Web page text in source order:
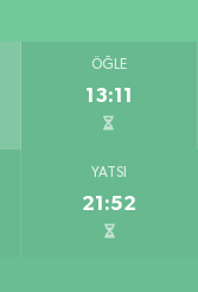
ÖĞLE
13:11
YATSI
21:52